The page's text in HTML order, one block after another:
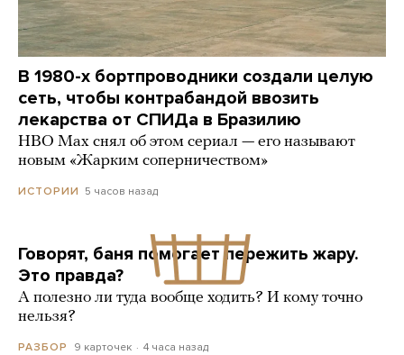
В 1980-х бортпроводники создали целую
сеть, чтобы контрабандой ввозить
лекарства от СПИДа в Бразилию
HBO Max снял об этом сериал — его называют
новым «Жарким соперничеством»
ИСТОРИИ 5 часов назад
Говорят, баня помогает пережить жару.
Это правда?
А полезно ли туда вообще ходить? И кому точно
нельзя?
РАЗБОР 9 карточек 4 часа назад